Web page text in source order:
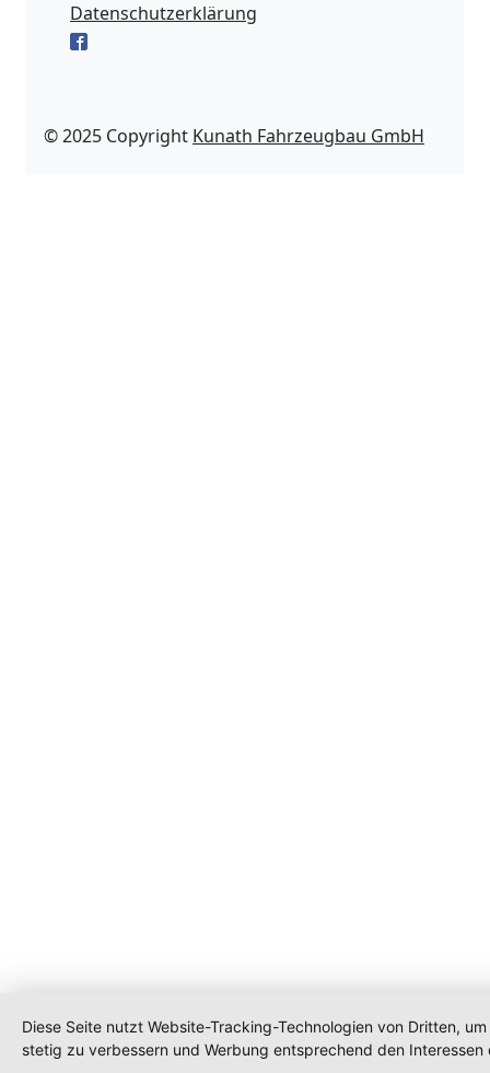
Datenschutzerklärung
© 2025 Copyright Kunath Fahrzeugbau GmbH
Diese Seite nutzt Website-Tracking-Technologien von Dritten,
stetig zu verbessern und Werbung entsprechend den